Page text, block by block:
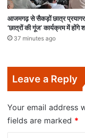
आजमगढ़ से सैकड़ों छात्र
‘छात्रों की गूंज’ कार्यक्रम में होंगे
37 minutes ago
Leave a Reply
Your email address
fields are marked *